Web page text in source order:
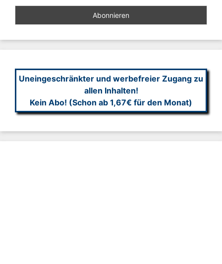
Uneingeschränkter und werbefreier Zugang zu
allen Inhalten!
Kein Abo! (Schon ab 1,67€ für den Monat)